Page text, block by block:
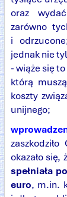
oraz
zarówno
i
jednak nie
- wiąże się to
którą
koszty
unijnego;
okazało się,
spełniała
euro, m.in.